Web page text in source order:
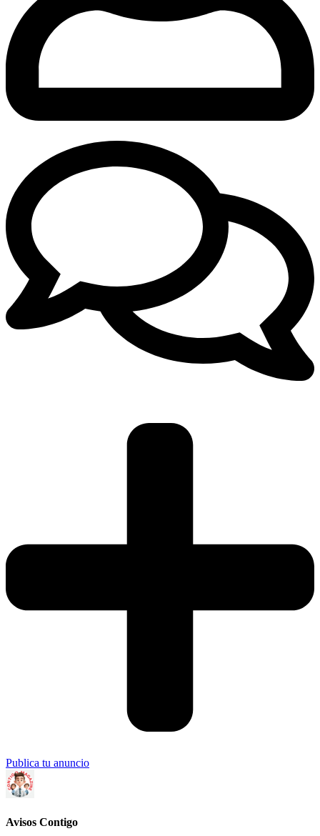
Publica tu anuncio
Avisos Contigo